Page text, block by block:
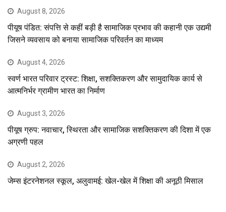
August 8, 2026
पीयूष पंडित: संपत्ति से कहीं बड़ी है सामाजिक प्रभाव की कहानी एक उद्यमी
जिसने व्यवसाय को बनाया सामाजिक परिवर्तन का माध्यम
August 4, 2026
स्वर्ण भारत परिवार ट्रस्ट: शिक्षा, सशक्तिकरण और सामुदायिक कार्य से
आत्मनिर्भर ग्रामीण भारत का निर्माण
August 3, 2026
पीयूष ग्रुप: नवाचार, स्थिरता और सामाजिक सशक्तिकरण की दिशा में एक
अग्रणी पहल
August 2, 2026
जेम्स इंटरनेशनल स्कूल, अलुवामई: खेल-खेल में शिक्षा की अनूठी मिसाल